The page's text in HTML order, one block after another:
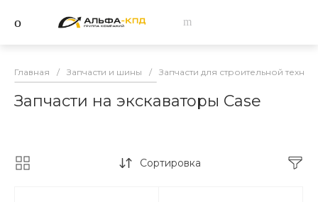
Главная / Запчасти и шины / Запчасти для строительной
Запчасти на экскаваторы Case
Сортировка